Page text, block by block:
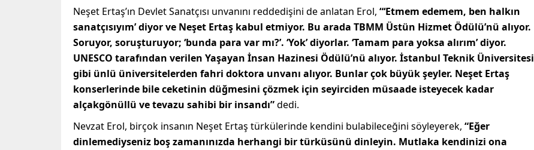
Neşet Ertaş’ın Devlet Sanatçısı unvanını reddedişini de anlatan Erol, “‘Etmem edemem, ben halkın
sanatçısıyım’ diyor ve Neşet Ertaş kabul etmiyor. Bu arada TBMM Üstün Hizmet Ödülü’nü alıyor.
Soruyor, soruşturuyor; ‘bunda para var mı?’. ‘Yok’ diyorlar. ‘Tamam para yoksa alırım’ diyor.
UNESCO tarafından verilen Yaşayan İnsan Hazinesi Ödülü’nü alıyor. İstanbul Teknik Üniversitesi
gibi ünlü üniversitelerden fahri doktora unvanı alıyor. Bunlar çok büyük şeyler. Neşet Ertaş
konserlerinde bile ceketinin düğmesini çözmek için seyirciden müsaade isteyecek kadar
alçakgönüllü ve tevazu sahibi bir insandı”dedi.
Nevzat Erol, birçok insanın Neşet Ertaş türkülerinde kendini bulabileceğini söyleyerek, “Eğer
dinlemediyseniz boş zamanınızda herhangi bir türküsünü dinleyin. Mutlaka kendinizi ona